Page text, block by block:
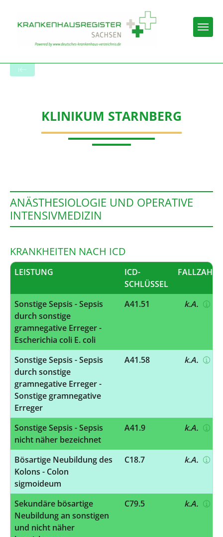
KLINIKUM STARNBERG
ANÄSTHESIOLOGIE UND OPERATIVE
INTENSIVMEDIZIN
KRANKHEITEN NACH ICD
LEISTUNG
ICD-
SCHLÜSSEL
FALLZAHL
Sonstige Sepsis - Sepsis
durch sonstige
gramnegative Erreger -
Escherichia coli E. coli
A41.51 k.A.
Sonstige Sepsis - Sepsis
durch sonstige
gramnegative Erreger -
Sonstige gramnegative
Erreger
A41.58 k.A.
Sonstige Sepsis - Sepsis
nicht näher bezeichnet
A41.9 k.A.
Bösartige Neubildung des
Kolons - Colon
sigmoideum
C18.7 k.A.
Sekundäre bösartige
Neubildung an sonstigen
und nicht näher
C79.5 k.A.